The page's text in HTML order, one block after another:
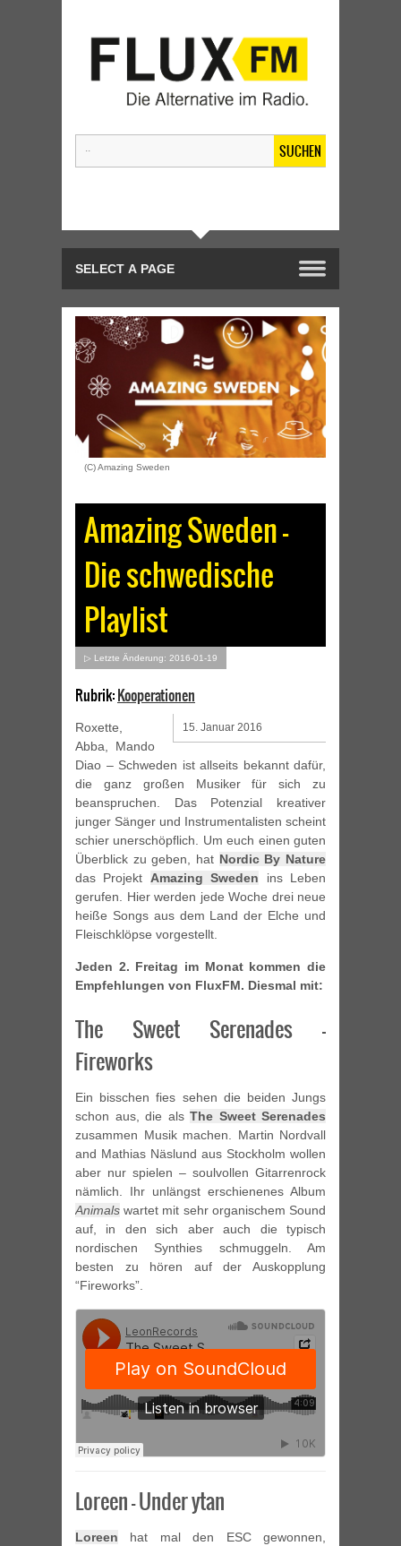
SUCHEN
(C) Amazing Sweden
Amazing Sweden –
Die schwedische
Playlist
▷ Letzte Änderung: 2016-01-19
Rubrik:Kooperationen
15. Januar 2016
Roxette,
Abba, Mando
Diao – Schweden ist allseits bekannt dafür,
die ganz großen Musiker für sich zu
beanspruchen. Das Potenzial kreativer
junger Sänger und Instrumentalisten scheint
schier unerschöpflich. Um euch einen guten
Überblick zu geben, hat Nordic By Nature
das Projekt Amazing Sweden ins Leben
gerufen. Hier werden jede Woche drei neue
heiße Songs aus dem Land der Elche und
Fleischklöpse vorgestellt.
Jeden 2. Freitag im Monat kommen die
Empfehlungen von FluxFM. Diesmal mit:
The Sweet Serenades –
Fireworks
Ein bisschen fies sehen die beiden Jungs
schon aus, die als The Sweet Serenades
zusammen Musik machen. Martin Nordvall
and Mathias Näslund aus Stockholm wollen
aber nur spielen – soulvollen Gitarrenrock
nämlich. Ihr unlängst erschienenes Album
Animals wartet mit sehr organischem Sound
auf, in den sich aber auch die typisch
nordischen Synthies schmuggeln. Am
besten zu hören auf der Auskopplung
“Fireworks”.
Loreen – Under ytan
Loreen hat mal den ESC gewonnen,